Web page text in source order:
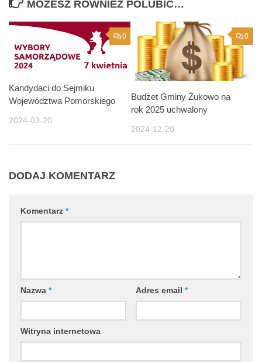
MOŻESZ RÓWNIEŻ POLUBIĆ…
0
Kandydaci do Sejmiku
Województwa Pomorskiego
2024-03-20
0
Budżet Gminy Żukowo na
rok 2025 uchwalony
2024-12-20
DODAJ KOMENTARZ
Komentarz *
Nazwa * Adres email *
Witryna internetowa